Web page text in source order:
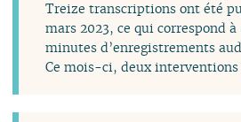
Treize transcriptions ont été
mars 2023, ce qui correspond
minutes d’enregistrements
Ce mois-ci, deux